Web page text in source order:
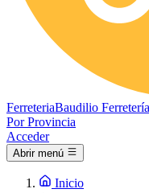
FerreteriaBaudilio
Por Provincia
Acceder
Abrir menú
Inicio